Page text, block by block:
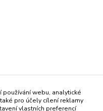
používání webu, analytické
pro účely cílení reklamy
vlastních preferencí